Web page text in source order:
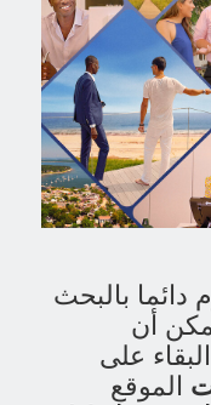
دائما بالبحث
أن
على
الموقع